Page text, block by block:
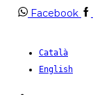
Facebook
Català
English